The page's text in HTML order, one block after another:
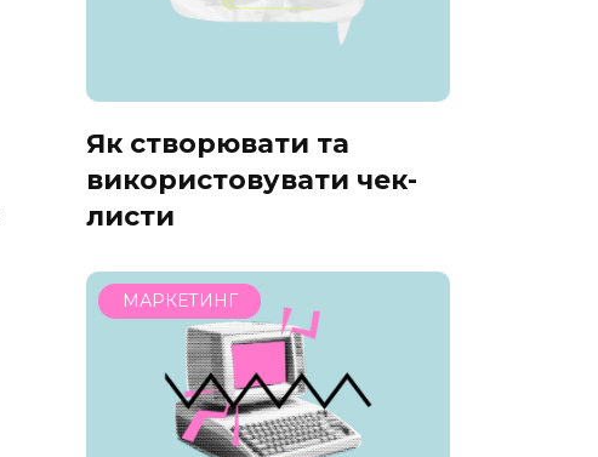
Як створювати та
використовувати чек-
листи
МАРКЕТИНГ